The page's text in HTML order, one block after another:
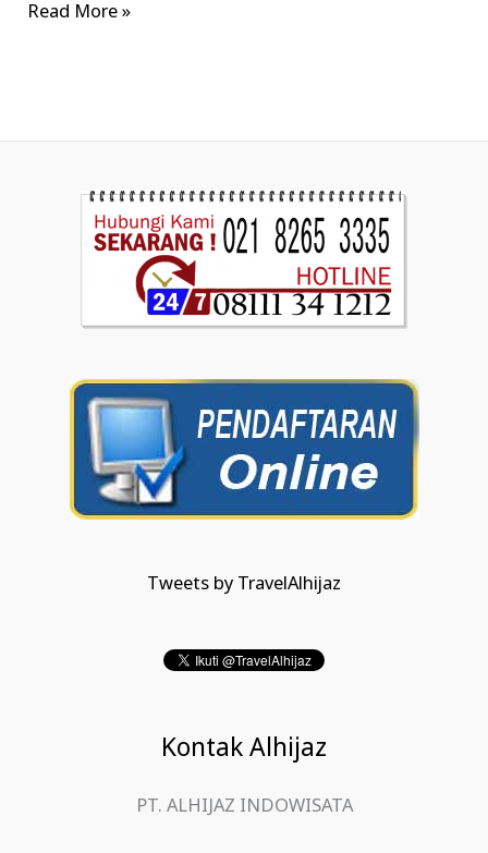
Read More »
Tweets by TravelAlhijaz
Kontak Alhijaz
PT. ALHIJAZ INDOWISATA